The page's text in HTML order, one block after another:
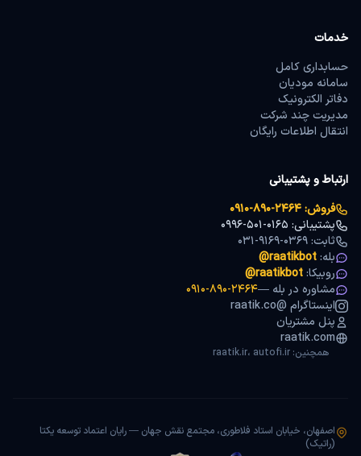
خدمات
حسابداری کامل
سامانه مودیان
دفاتر الکترونیک
مدیریت چند شرکت
انتقال اطلاعات رایگان
ارتباط و پشتیبانی
فروش:۰۹۱۰-۸۹۰-۲۴۶۴
پشتیبانی: ۰۹۹۶-۵۰۱-۰۱۶۵
ثابت:۰۳۱-۹۱۶۹-۰۳۶۹
بله:@raatikbot
روبیکا:@raatikbot
مشاوره در بله —۰۹۱۰-۸۹۰-۲۴۶۴
اینستاگرام @raatik.co
پنل مشتریان
raatik.com
همچنین: raatik.ir، autofi.ir
اصفهان، خیابان استاد فلاطوری، مجتمع نقش جهان — رایان اعتماد توسعه یکتا
(راتیک)